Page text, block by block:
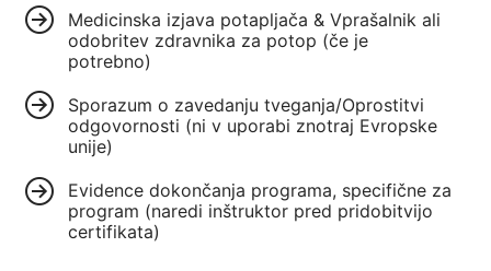
Medicinska izjava potapljača & Vprašalnik ali
odobritev zdravnika za potop (če je
potrebno)
Sporazum o zavedanju tveganja/Oprostitvi
odgovornosti (ni v uporabi znotraj Evropske
unije)
Evidence dokončanja programa, specifične za
program (naredi inštruktor pred pridobitvijo
certifikata)